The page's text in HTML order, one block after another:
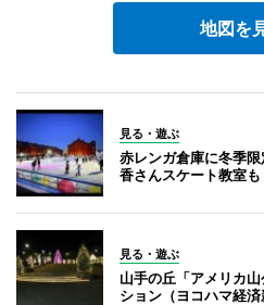
地図を
見る・遊ぶ
赤レンガ倉庫に冬季
香さんスケート教室も
見る・遊ぶ
山手の丘「アメリカ
ション（ヨコハマ経済